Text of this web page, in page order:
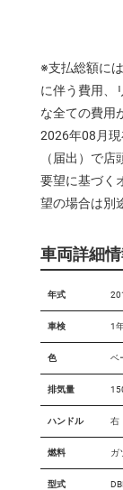
※支払総額に
に伴う費用、
な全ての費用
2026年08月
（届出）で
要望に基づく
望の場合は別
車両詳細
年式
車検 1
色 ベ
排気量
ハンドル 右
燃料 ガ
型式